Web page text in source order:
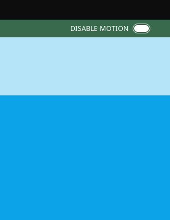
DISABLE MOTION